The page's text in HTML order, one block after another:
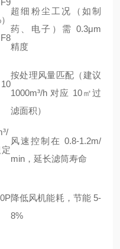
超细粉尘工况（如制
药、电子）需 0.3μm
精度
按处理风量匹配（建议
1000m³/h 对应 10㎡过
滤面积）
风速控制在 0.8-1.2m/
min，延长滤筒寿命
降低风机能耗，节能 5-
8%